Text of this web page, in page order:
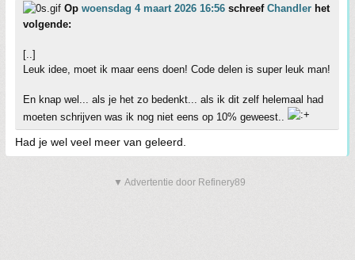
Op woensdag 4 maart 2026 16:56 schreef Chandler het
volgende:
[..]
Leuk idee, moet ik maar eens doen! Code delen is super leuk man!
En knap wel... als je het zo bedenkt... als ik dit zelf helemaal had
moeten schrijven was ik nog niet eens op 10% geweest..
Had je wel veel meer van geleerd.
▼ Advertentie door Refinery89